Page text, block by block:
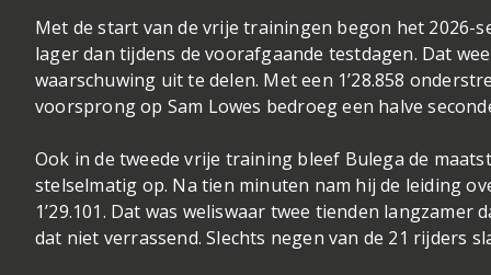
Met de start van de vrije trainingen begon het 2026-
lager dan tijdens de voorafgaande testdagen. Dat
waarschuwing uit te delen. Met een 1’28.858
voorsprong op Sam Lowes bedroeg een halve
Ook in de tweede vrije training bleef Bulega de
stelselmatig op. Na tien minuten nam hij de leiding
1’29.101. Dat was weliswaar twee tienden
dat niet verrassend. Slechts negen van de 21 rijders